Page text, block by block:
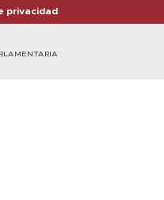
privacidad